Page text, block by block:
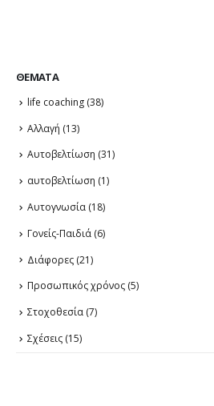
ΘΈΜΑΤΑ
life coaching (38)
Αλλαγή (13)
Αυτοβελτίωση (31)
αυτοβελτίωση (1)
Αυτογνωσία (18)
Γονείς-Παιδιά (6)
Διάφορες (21)
Προσωπικός χρόνος (5)
Στοχοθεσία (7)
Σχέσεις (15)